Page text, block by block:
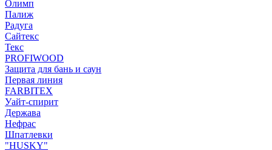
Олимп
Палиж
Радуга
Сайтекс
Текс
PROFIWOOD
Защита для бань и саун
Первая линия
FARBITEX
Уайт-спирит
Держава
Нефрас
Шпатлевки
"HUSKY"